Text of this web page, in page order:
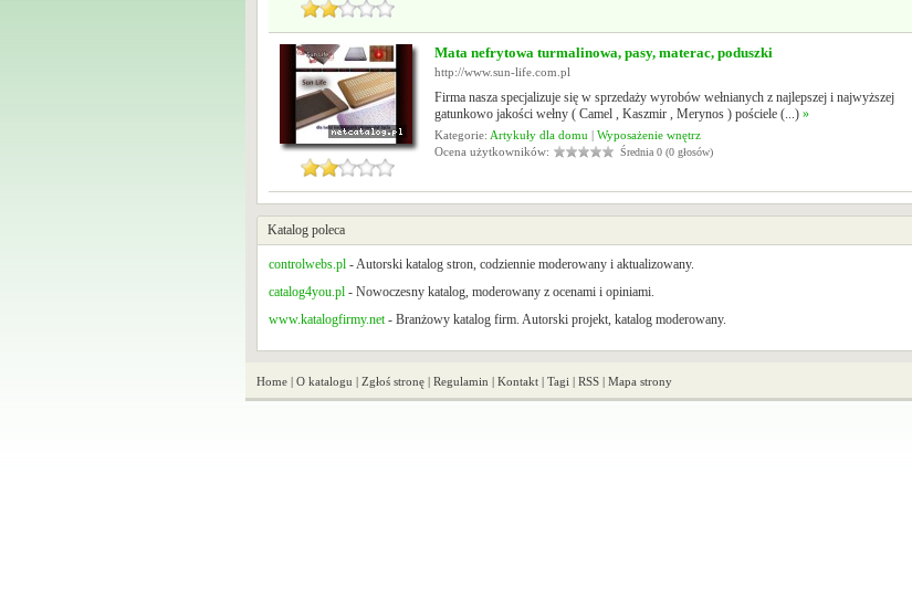
Mata nefrytowa turmalinowa, pasy, materac, poduszki
http://www.sun-life.com.pl
Firma nasza specjalizuje się w sprzedaży wyrobów wełnianych z najlepszej i najwyższej
gatunkowo jakości wełny ( Camel , Kaszmir , Merynos ) pościele (...) »
Kategorie: Artykuły dla domu | Wyposażenie wnętrz
Ocena użytkowników:
Średnia 0 (0 głosów)
Katalog poleca
controlwebs.pl - Autorski katalog stron, codziennie moderowany i aktualizowany.
catalog4you.pl - Nowoczesny katalog, moderowany z ocenami i opiniami.
www.katalogfirmy.net- Branżowy katalog firm. Autorski projekt, katalog moderowany.
Home | O katalogu | Zgłoś stronę | Regulamin | Kontakt | Tagi | RSS | Mapa strony